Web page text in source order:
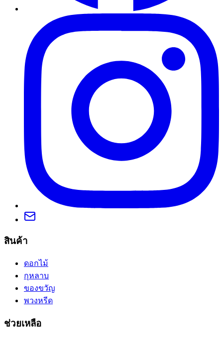
สินค้า
ดอกไม้
กุหลาบ
ของขวัญ
พวงหรีด
ช่วยเหลือ